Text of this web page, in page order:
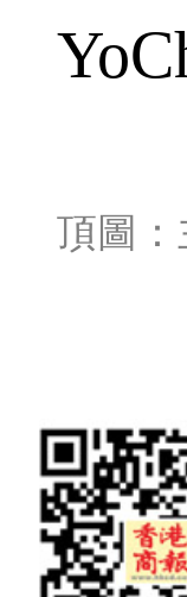
頂圖